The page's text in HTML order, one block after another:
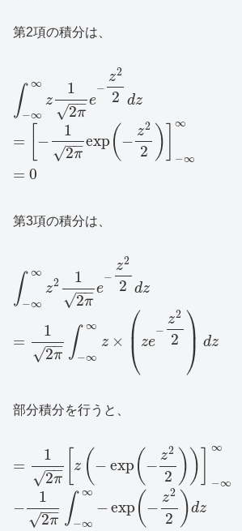
第2項の積分は、
∫ ∞
−∞
z
1
2π
−−
√
e
−
z2
2 dz
= −
1
2π
−−
√
exp( −
z2
2 )
∞
−∞
= 0
第3項の積分は、
∫ ∞
−∞
z2
1
2π
−−
√
e
−
z2
2 dz
=
1
2π
−−
√ ∫ ∞
−∞
z × ⎛
⎝
⎜ze
−
z2
2 ⎞
⎠⎟ dz
部分積分を行うと、
=
1
2π
−−
√ [z ( − exp( −
z2
2 ))
∞
−∞
−
1
2π
−−
√ ∫ ∞
−∞
−exp( −
z2
2 )dz